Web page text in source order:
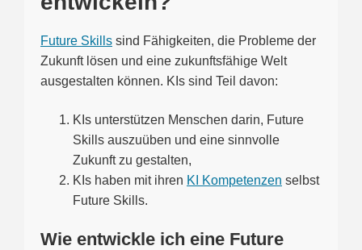
Future Skills sind Fähigkeiten, die Probleme der
Zukunft lösen und eine zukunftsfähige Welt
ausgestalten können. KIs sind Teil davon:
KIs unterstützen Menschen darin, Future
Skills auszuüben und eine sinnvolle
Zukunft zu gestalten,
KIs haben mit ihren KI Kompetenzen selbst
Future Skills.
Wie entwickle ich eine Future